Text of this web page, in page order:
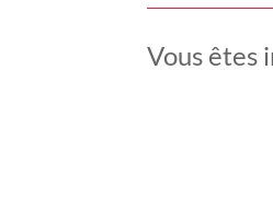
Vous êtes